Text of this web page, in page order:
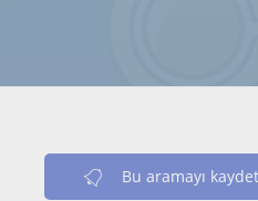
Bu aramayı kaydet